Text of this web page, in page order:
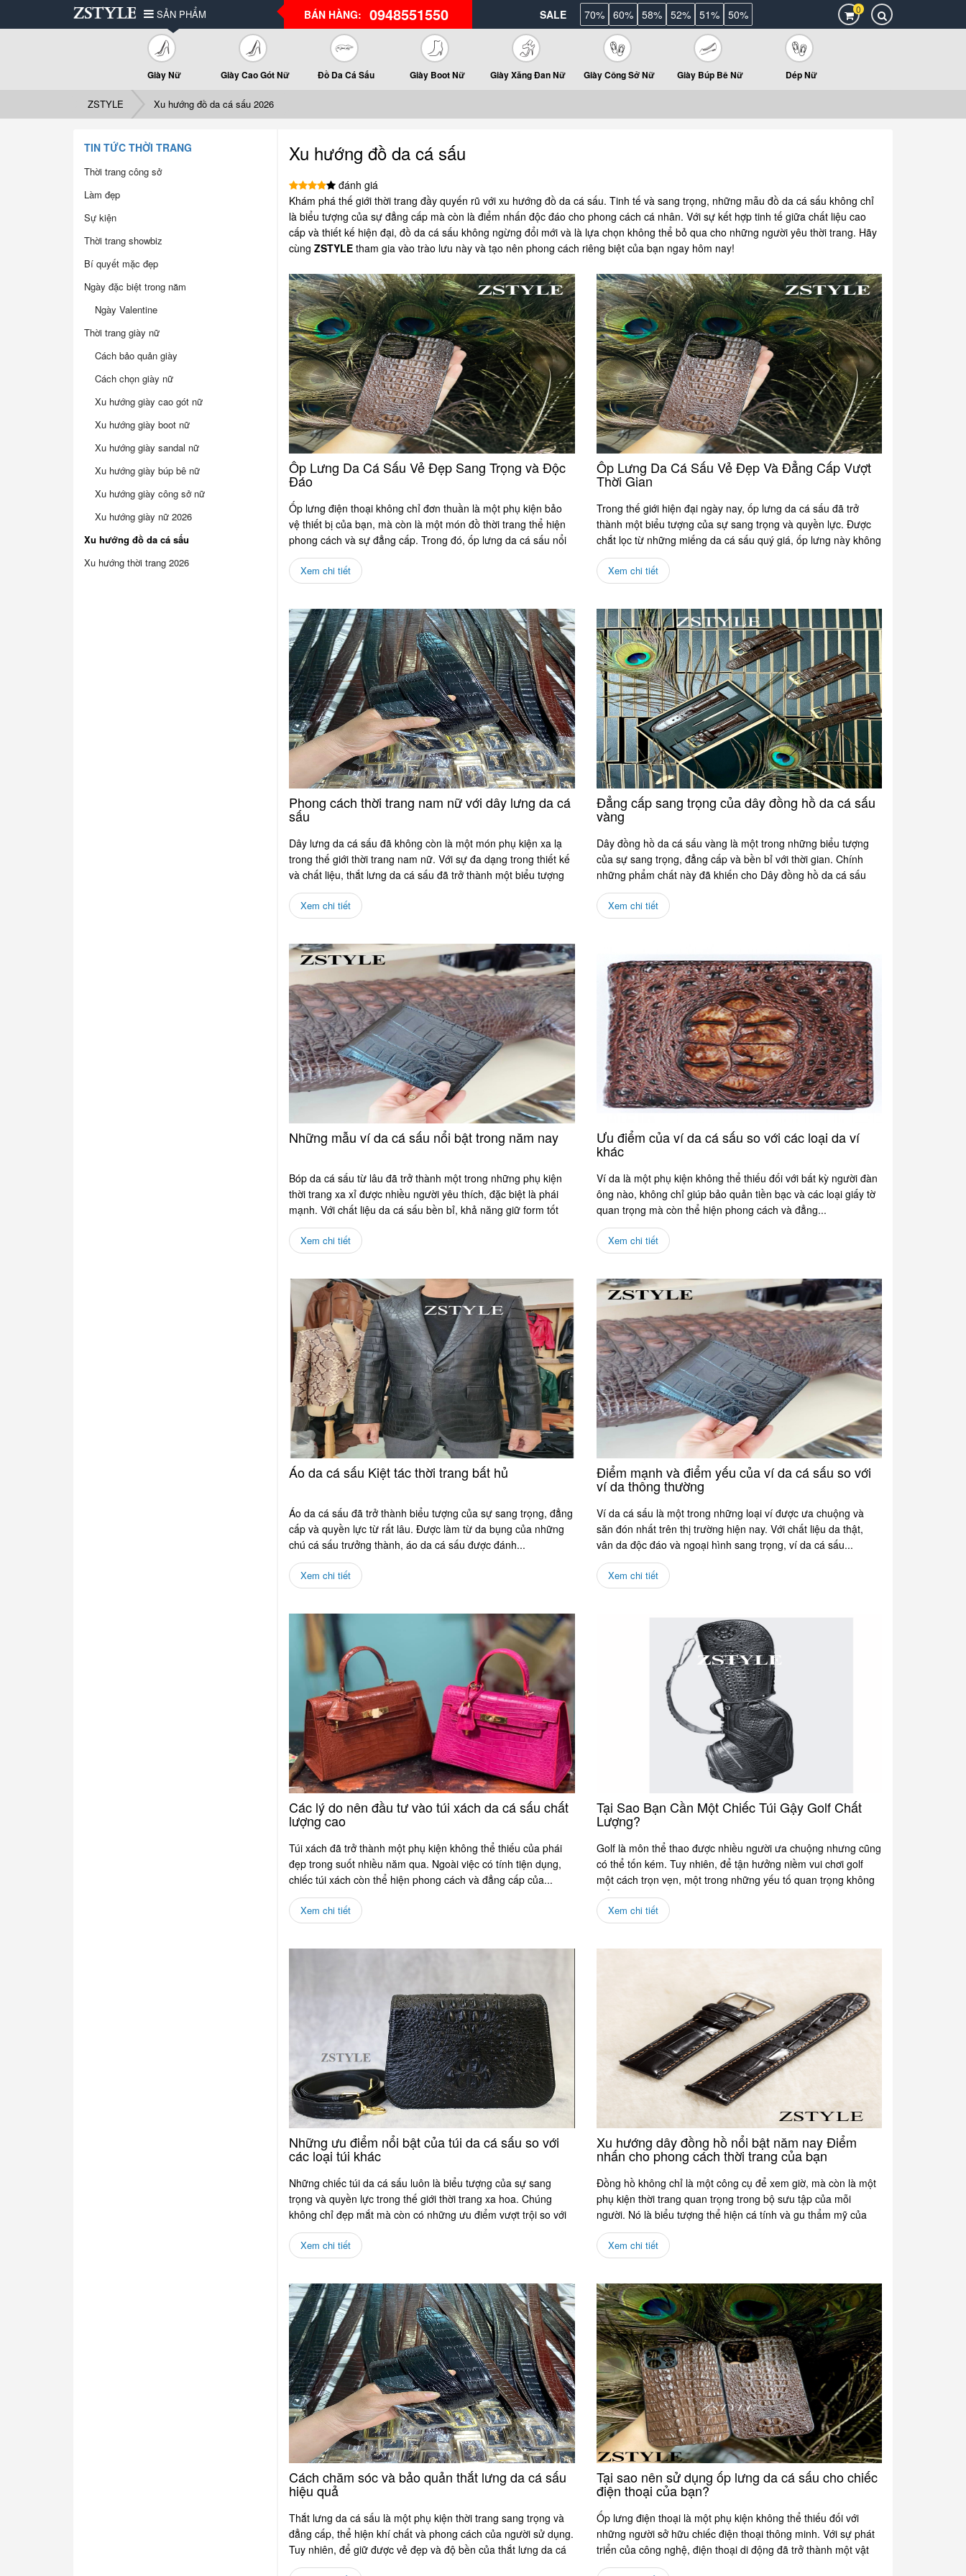
SẢN PHẨM BÁN HÀNG: 0948551550 SALE 70% 60% 58% 52% 51% 50% 0
Giày Nữ Giày Cao Gót Nữ Đồ Da Cá Sấu Giày Boot Nữ Giày Xăng Đan Nữ Giày Công Sở Nữ Giày Búp Bê Nữ Dép Nữ
ZSTYLE Xu hướng đồ da cá sấu 2026
TIN TỨC THỜI TRANG
Thời trang công sở
Làm đẹp
Sự kiện
Thời trang showbiz
Bí quyết mặc đẹp
Ngày đặc biệt trong năm
Ngày Valentine
Thời trang giày nữ
Cách bảo quản giày
Cách chọn giày nữ
Xu hướng giày cao gót nữ
Xu hướng giày boot nữ
Xu hướng giày sandal nữ
Xu hướng giày búp bê nữ
Xu hướng giày công sở nữ
Xu hướng giày nữ 2026
Xu hướng đồ da cá sấu
Xu hướng thời trang 2026
Xu hướng đồ da cá sấu
đánh giá
Khám phá thế giới thời trang đầy quyến rũ với xu hướng đồ da cá sấu. Tinh tế và sang trọng, những mẫu đồ da cá sấu không chỉ
là biểu tượng của sự đẳng cấp mà còn là điểm nhấn độc đáo cho phong cách cá nhân. Với sự kết hợp tinh tế giữa chất liệu cao
cấp và thiết kế hiện đại, đồ da cá sấu không ngừng đổi mới và là lựa chọn không thể bỏ qua cho những người yêu thời trang. Hãy
cùng ZSTYLE tham gia vào trào lưu này và tạo nên phong cách riêng biệt của bạn ngay hôm nay!
Ốp Lưng Da Cá Sấu Vẻ Đẹp Sang Trọng và Độc
Đáo
Ốp lưng điện thoại không chỉ đơn thuần là một phụ kiện bảo
vệ thiết bị của bạn, mà còn là một món đồ thời trang thể hiện
phong cách và sự đẳng cấp. Trong đó, ốp lưng da cá sấu nổi
lên...
Xem chi tiết
Ốp Lưng Da Cá Sấu Vẻ Đẹp Và Đẳng Cấp Vượt
Thời Gian
Trong thế giới hiện đại ngày nay, ốp lưng da cá sấu đã trở
thành một biểu tượng của sự sang trọng và quyền lực. Được
chắt lọc từ những miếng da cá sấu quý giá, ốp lưng này không
chỉ tôn...
Xem chi tiết
Phong cách thời trang nam nữ với dây lưng da cá
sấu
Dây lưng da cá sấu đã không còn là một món phụ kiện xa lạ
trong thế giới thời trang nam nữ. Với sự đa dạng trong thiết kế
và chất liệu, thắt lưng da cá sấu đã trở thành một biểu tượng
của...
Xem chi tiết
Đẳng cấp sang trọng của dây đồng hồ da cá sấu
vàng
Dây đồng hồ da cá sấu vàng là một trong những biểu tượng
của sự sang trọng, đẳng cấp và bền bỉ với thời gian. Chính
những phẩm chất này đã khiến cho Dây đồng hồ da cá sấu
vàng trở...
Xem chi tiết
Những mẫu ví da cá sấu nổi bật trong năm nay
Bóp da cá sấu từ lâu đã trở thành một trong những phụ kiện
thời trang xa xỉ được nhiều người yêu thích, đặc biệt là phái
mạnh. Với chất liệu da cá sấu bền bỉ, khả năng giữ form tốt
và...
Xem chi tiết
Ưu điểm của ví da cá sấu so với các loại da ví
khác
Ví da là một phụ kiện không thể thiếu đối với bất kỳ người đàn
ông nào, không chỉ giúp bảo quản tiền bạc và các loại giấy tờ
quan trọng mà còn thể hiện phong cách và đẳng...
Xem chi tiết
Áo da cá sấu Kiệt tác thời trang bất hủ
Áo da cá sấu đã trở thành biểu tượng của sự sang trọng, đẳng
cấp và quyền lực từ rất lâu. Được làm từ da bụng của những
chú cá sấu trưởng thành, áo da cá sấu được đánh...
Xem chi tiết
Điểm mạnh và điểm yếu của ví da cá sấu so với
ví da thông thường
Ví da cá sấu là một trong những loại ví được ưa chuộng và
săn đón nhất trên thị trường hiện nay. Với chất liệu da thật,
vân da độc đáo và ngoại hình sang trọng, ví da cá sấu...
Xem chi tiết
Các lý do nên đầu tư vào túi xách da cá sấu chất
lượng cao
Túi xách đã trở thành một phụ kiện không thể thiếu của phái
đẹp trong suốt nhiều năm qua. Ngoài việc có tính tiện dụng,
chiếc túi xách còn thể hiện phong cách và đẳng cấp của...
Xem chi tiết
Tại Sao Bạn Cần Một Chiếc Túi Gậy Golf Chất
Lượng?
Golf là môn thể thao được nhiều người ưa chuộng nhưng cũng
có thể tốn kém. Tuy nhiên, để tận hưởng niềm vui chơi golf
một cách trọn vẹn, một trong những yếu tố quan trọng không
thể thiếu chính là sở...
Xem chi tiết
Những ưu điểm nổi bật của túi da cá sấu so với
các loại túi khác
Những chiếc túi da cá sấu luôn là biểu tượng của sự sang
trọng và quyền lực trong thế giới thời trang xa hoa. Chúng
không chỉ đẹp mắt mà còn có những ưu điểm vượt trội so với
các loại...
Xem chi tiết
Xu hướng dây đồng hồ nổi bật năm nay Điểm
nhấn cho phong cách thời trang của bạn
Đồng hồ không chỉ là một công cụ để xem giờ, mà còn là một
phụ kiện thời trang quan trọng trong bộ sưu tập của mỗi
người. Nó là biểu tượng thể hiện cá tính và gu thẩm mỹ của
chủ...
Xem chi tiết
Cách chăm sóc và bảo quản thắt lưng da cá sấu
hiệu quả
Thắt lưng da cá sấu là một phụ kiện thời trang sang trọng và
đẳng cấp, thể hiện khí chất và phong cách của người sử dụng.
Tuy nhiên, để giữ được vẻ đẹp và độ bền của thắt lưng da cá
sấu, bạn...
Tại sao nên sử dụng ốp lưng da cá sấu cho chiếc
điện thoại của bạn?
Ốp lưng điện thoại là một phụ kiện không thể thiếu đối với
những người sở hữu chiếc điện thoại thông minh. Với sự phát
triển của công nghệ, điện thoại di động đã trở thành một vật
bất ly thân của...